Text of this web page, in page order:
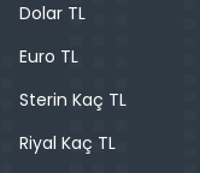
Dolar TL
Euro TL
Sterin Kaç TL
Riyal Kaç TL